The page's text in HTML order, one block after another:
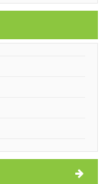
klarer Himmel